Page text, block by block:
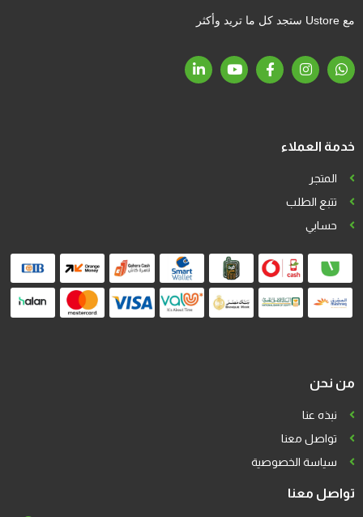
مع Ustore ستجد كل ما تريد وأكثر
خدمة العملاء
المتجر
تتبع الطلب
حسابي
من نحن
نبذه عنا
تواصل معنا
سياسة الخصوصية
تواصل معنا